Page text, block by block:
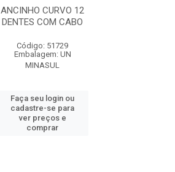
ANCINHO CURVO 12
DENTES COM CABO
Código: 51729
Embalagem: UN
MINASUL
Faça seu login ou
cadastre-se para
ver preços e
comprar